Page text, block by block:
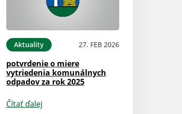
Aktuality 27. FEB 2026
potvrdenie o miere
vytriedenia komunálnych
odpadov za rok 2025
Čítať ďalej